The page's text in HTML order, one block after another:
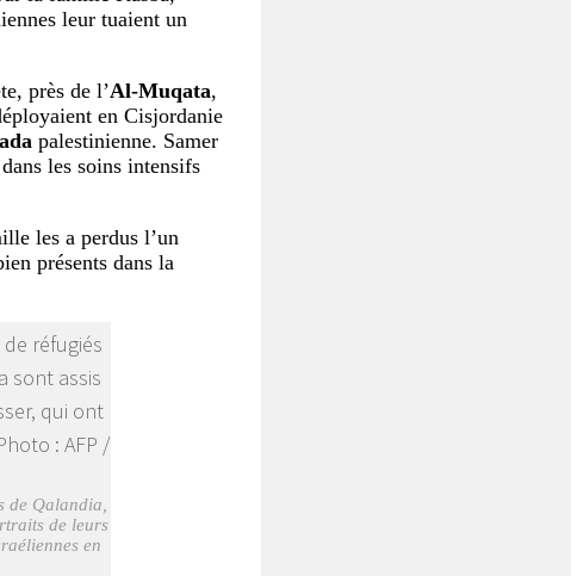
leur tuaient un
près de l’Al-Muqata,
en Cisjordanie
palestinienne. Samer
les soins intensifs
les a perdus l’un
présents dans la
de Qalandia,
de leurs
en